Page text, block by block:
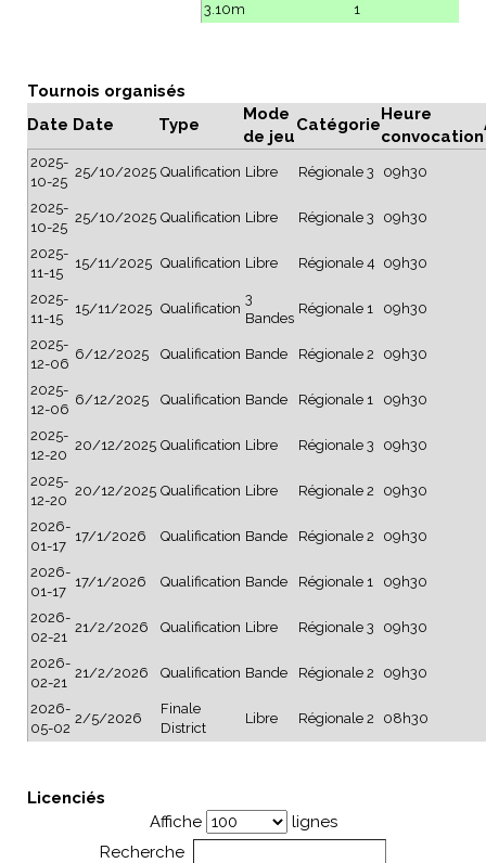
3.10m
1
Tournois organisés
Date Date Type
Mode
de jeu
Catégorie
Heure
convocation
2025-
10-25
25/10/2025 Qualification Libre Régionale 3 09h30
2025-
10-25
25/10/2025 Qualification Libre Régionale 3 09h30
2025-
11-15
15/11/2025 Qualification Libre Régionale 4 09h30
2025-
11-15
15/11/2025 Qualification
3
Bandes
Régionale 1 09h30
2025-
12-06
6/12/2025 Qualification Bande Régionale 2 09h30
2025-
12-06
6/12/2025 Qualification Bande Régionale 1 09h30
2025-
12-20
20/12/2025 Qualification Libre Régionale 3 09h30
2025-
12-20
20/12/2025 Qualification Libre Régionale 2 09h30
2026-
01-17
17/1/2026 Qualification Bande Régionale 2 09h30
2026-
01-17
17/1/2026 Qualification Bande Régionale 1 09h30
2026-
02-21
21/2/2026 Qualification Libre Régionale 3 09h30
2026-
02-21
21/2/2026 Qualification Bande Régionale 2 09h30
2026-
05-02
2/5/2026
Finale
District
Libre Régionale 2 08h30
Licenciés
Affiche
lignes
Recherche